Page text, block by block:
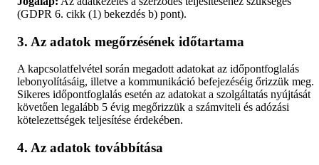
(GDPR 6. cikk (1) bekezdés b) pont).
3. Az adatok megőrzésének időtartama
A kapcsolatfelvétel során megadott adatokat az időpontfoglalás
lebonyolításáig, illetve a kommunikáció befejezéséig őrizzük meg.
Sikeres időpontfoglalás esetén az adatokat a szolgáltatás nyújtását
követően legalább 5 évig megőrizzük a számviteli és adózási
kötelezettségek teljesítése érdekében.
4. Az adatok továbbítása